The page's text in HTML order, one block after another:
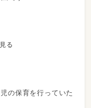
る
の保育を行っていた